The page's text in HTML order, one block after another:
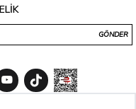
GÖNDER